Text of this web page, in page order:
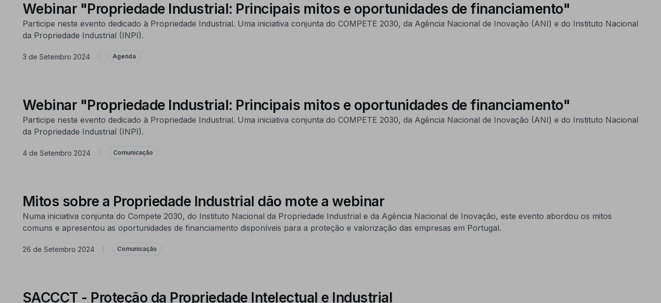
Webinar "Propriedade Industrial: Principais mitos e oportunidades de financiamento"
Participe neste evento dedicado à Propriedade Industrial. Uma iniciativa conjunta do COMPETE 2030, da Agência Nacional de Inovação (ANI) e do Instituto Nacional
da Propriedade Industrial (INPI).
3 de Setembro 2024 Agenda
Webinar "Propriedade Industrial: Principais mitos e oportunidades de financiamento"
Participe neste evento dedicado à Propriedade Industrial. Uma iniciativa conjunta do COMPETE 2030, da Agência Nacional de Inovação (ANI) e do Instituto Nacional
da Propriedade Industrial (INPI).
4 de Setembro 2024 Comunicação
Mitos sobre a Propriedade Industrial dão mote a webinar
Numa iniciativa conjunta do Compete 2030, do Instituto Nacional da Propriedade Industrial e da Agência Nacional de Inovação, este evento abordou os mitos
comuns e apresentou as oportunidades de financiamento disponíveis para a proteção e valorização das empresas em Portugal.
26 de Setembro 2024 Comunicação
SACCCT - Proteção da Propriedade Intelectual e Industrial